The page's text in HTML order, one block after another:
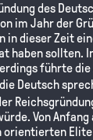
des
im Jahr der
in dieser Zeit
haben sollten.
führte
Deutsch
Von
Elite